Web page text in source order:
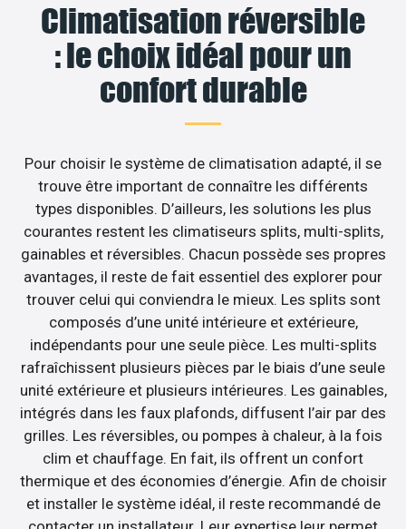
Climatisation réversible
: le choix idéal pour un
confort durable
Pour choisir le système de climatisation adapté, il se
trouve être important de connaître les différents
types disponibles. D’ailleurs, les solutions les plus
courantes restent les climatiseurs splits, multi-splits,
gainables et réversibles. Chacun possède ses propres
avantages, il reste de fait essentiel des explorer pour
trouver celui qui conviendra le mieux. Les splits sont
composés d’une unité intérieure et extérieure,
indépendants pour une seule pièce. Les multi-splits
rafraîchissent plusieurs pièces par le biais d’une seule
unité extérieure et plusieurs intérieures. Les gainables,
intégrés dans les faux plafonds, diffusent l’air par des
grilles. Les réversibles, ou pompes à chaleur, à la fois
clim et chauffage. En fait, ils offrent un confort
thermique et des économies d’énergie. Afin de choisir
et installer le système idéal, il reste recommandé de